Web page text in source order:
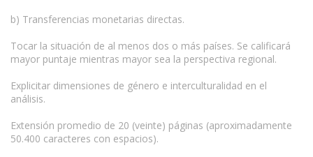
b) Transferencias monetarias directas.
Tocar la situación de al menos dos o más países. Se calificará
mayor puntaje mientras mayor sea la perspectiva regional.
Explicitar dimensiones de género e interculturalidad en el
análisis.
Extensión promedio de 20 (veinte) páginas (aproximadamente
50.400 caracteres con espacios).